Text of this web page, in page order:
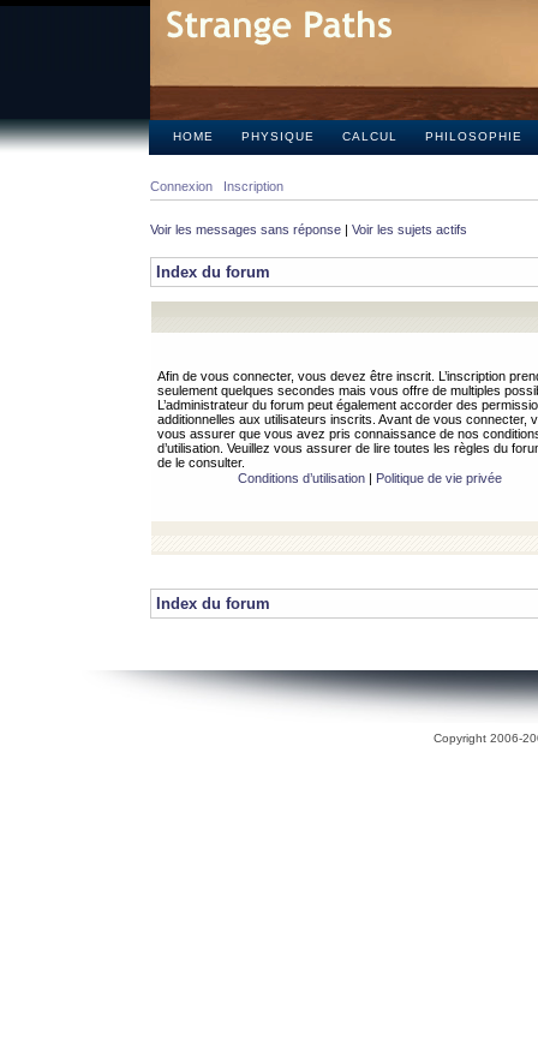
HOME PHYSIQUE CALCUL PHILOSOPHIE
Connexion Inscription
Voir les messages sans réponse | Voir les sujets actifs
Index du forum
Afin de vous connecter, vous devez être inscrit. L’inscription
seulement quelques secondes mais vous offre de multiples
L’administrateur du forum peut également accorder des
additionnelles aux utilisateurs inscrits. Avant de vous connecter,
vous assurer que vous avez pris connaissance de nos
d’utilisation. Veuillez vous assurer de lire toutes les règles du
de le consulter.
Conditions d’utilisation| Politique de vie privée
Index du forum
Copyright 2006-